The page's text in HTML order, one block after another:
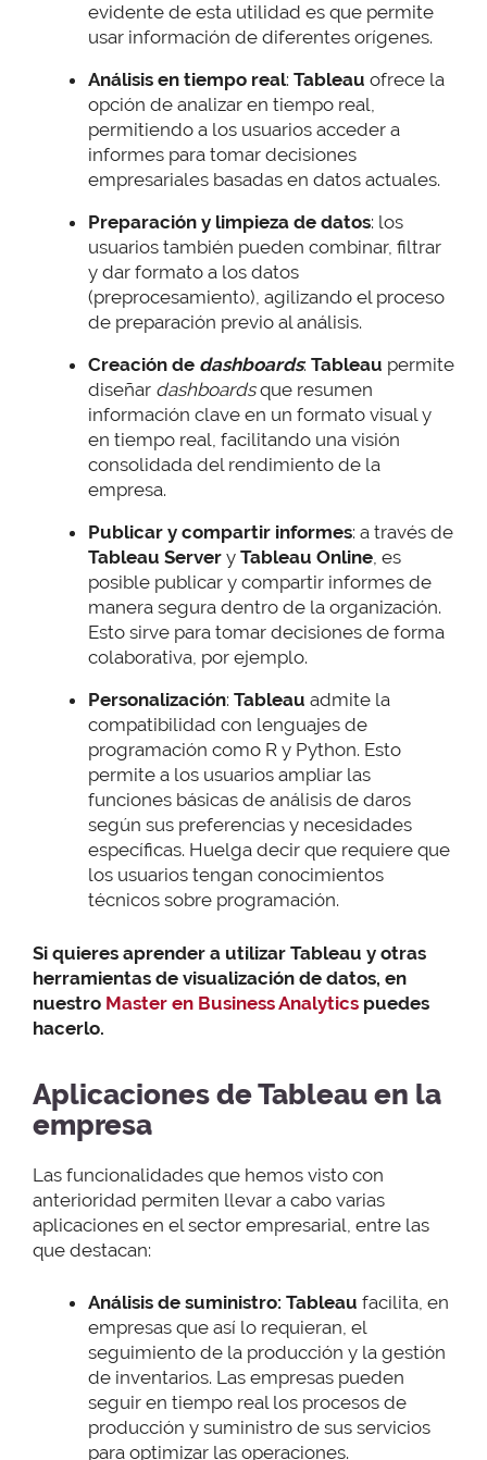
evidente de esta utilidad es que permite
usar información de diferentes orígenes.
Análisis en tiempo real: Tableau ofrece la
opción de analizar en tiempo real,
permitiendo a los usuarios acceder a
informes para tomar decisiones
empresariales basadas en datos actuales.
Preparación y limpieza de datos: los
usuarios también pueden combinar, filtrar
y dar formato a los datos
(preprocesamiento), agilizando el proceso
de preparación previo al análisis.
Creación de dashboards: Tableau permite
diseñar dashboardsque resumen
información clave en un formato visual y
en tiempo real, facilitando una visión
consolidada del rendimiento de la
empresa.
Publicar y compartir informes: a través de
Tableau Server y Tableau Online, es
posible publicar y compartir informes de
manera segura dentro de la organización.
Esto sirve para tomar decisiones de forma
colaborativa, por ejemplo.
Personalización: Tableau admite la
compatibilidad con lenguajes de
programación como R y Python. Esto
permite a los usuarios ampliar las
funciones básicas de análisis de daros
según sus preferencias y necesidades
específicas. Huelga decir que requiere que
los usuarios tengan conocimientos
técnicos sobre programación.
Si quieres aprender a utilizar Tableau y otras
herramientas de visualización de datos, en
nuestro Master en Business Analytics puedes
hacerlo.
Aplicaciones de Tableau en la
empresa
Las funcionalidades que hemos visto con
anterioridad permiten llevar a cabo varias
aplicaciones en el sector empresarial, entre las
que destacan:
Análisis de suministro: Tableau facilita, en
empresas que así lo requieran, el
seguimiento de la producción y la gestión
de inventarios. Las empresas pueden
seguir en tiempo real los procesos de
producción y suministro de sus servicios
para optimizar las operaciones.